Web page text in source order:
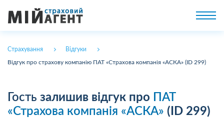
Страхування Відгуки
Відгук про страхову компанію ПАТ «Страхова компанія «АСКА» (ID 299)
Гость залишив відгук про
ПАТ
«Страхова компанія «АСКА» (ID 299)